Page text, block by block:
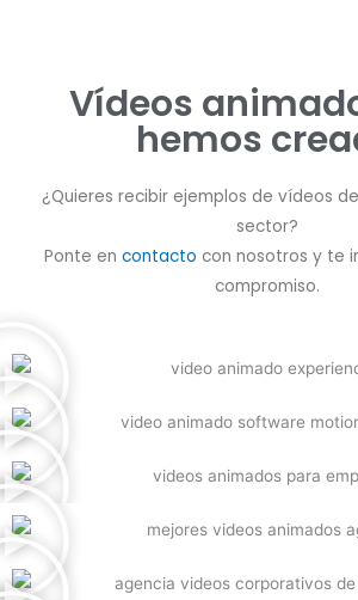
Vídeos
hemos
¿Quieres recibir ejemplos de vídeos
sector?
Ponte en contacto con nosotros y te
compromiso.